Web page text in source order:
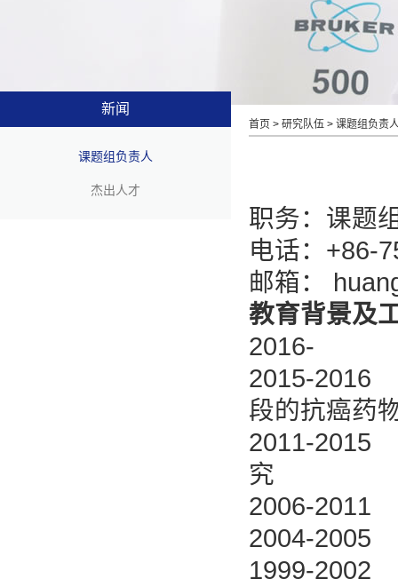
新闻
课题组负责人
杰出人才
首页 > 研究队伍 > 课题组负责
职务：课题
电话：+86-
邮箱：
教育背景及
2016- 北
2015-2016
段的抗癌药
2011-2015
究
2006-2011
2004-2005
1999-2002